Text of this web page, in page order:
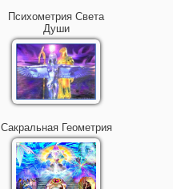
Психометрия Света
Души
Сакральная Геометрия